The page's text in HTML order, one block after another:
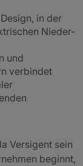
in der
Nieder-
und
verbindet
Versigent sein
beginnt,